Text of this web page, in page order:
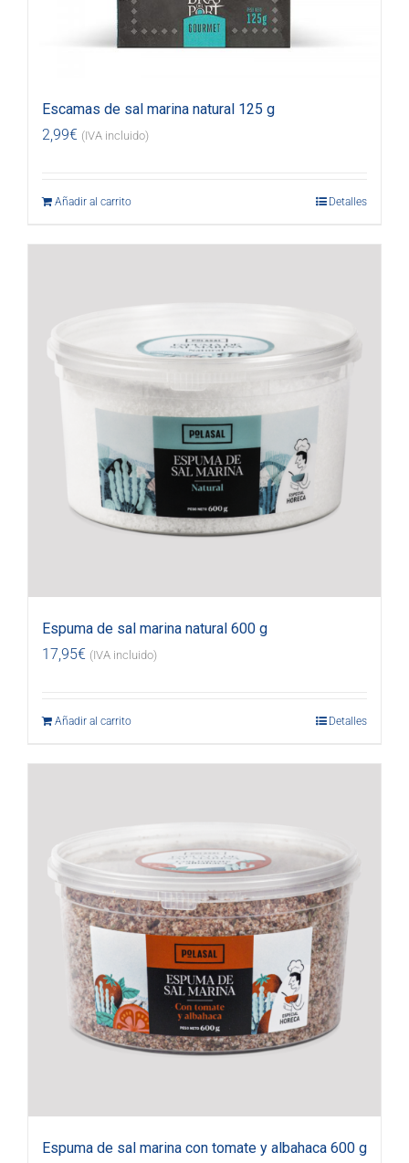
Escamas de sal marina natural 125 g
2,99€ (IVA incluido)
Añadir al carrito Detalles
Espuma de sal marina natural 600 g
17,95€ (IVA incluido)
Añadir al carrito Detalles
Espuma de sal marina con tomate y albahaca 600 g